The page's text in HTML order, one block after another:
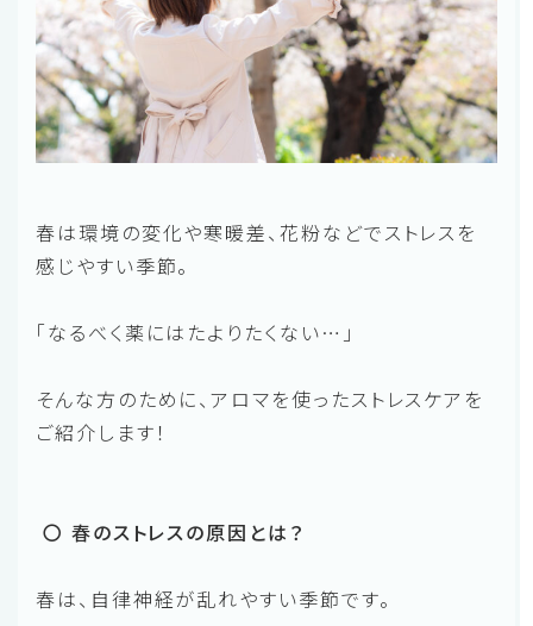
春は環境の変化や寒暖差、花粉などでストレスを
感じやすい季節。
「なるべく薬にはたよりたくない…」
そんな方のために、アロマを使ったストレスケアを
ご紹介します！
〇 春のストレスの原因とは？
春は、自律神経が乱れやすい季節です。